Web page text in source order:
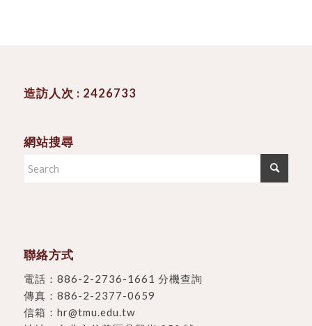
造訪人次 : 2426733
網站搜尋
聯絡方式
電話： 886-2-2736-1661 分機查詢
傳真：886-2-2377-0659
信箱： hr@tmu.edu.tw